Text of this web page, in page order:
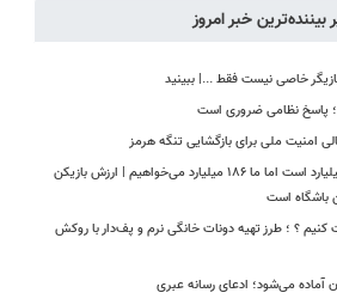
بیننده‌ترین خبر امروز
خاصی نیست فقط ...|‌ ببینید
پاسخ نظامی ضروری است
پیشنهاد پرسپولیس ۱۲۰ میلیارد است اما ما ۱۸۶ میلیارد می‌خواهیم | ارزش بازیکن
باشگاه است
؟ ؛ طرز تهیه دونات خانگی نرم و پف‌دار با روکش
آماده می‌شود؛ ادعای رسانه عبری